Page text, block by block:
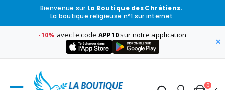
Bienvenue sur La Boutique des Chrétiens.
La boutique religieuse n°1 sur internet
-10% avec le code APP10 sur notre application
×
0